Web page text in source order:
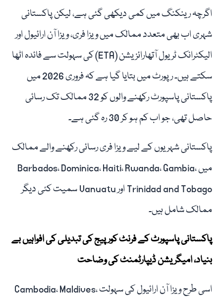
اگرچہ رینکنگ میں کمی دیکھی گئی ہے، لیکن پاکستانی
شہری اب بھی متعدد ممالک میں ویزا فری، ویزا آن ارائیول اور
الیکٹرانک ٹریول آتھارائزیشن (ETA) کی سہولت سے فائدہ اٹھا
سکتے ہیں۔ رپورٹ میں بتایا گیا ہے کہ فروری 2026 میں
پاکستانی پاسپورٹ رکھنے والوں کو 32 ممالک تک رسائی
حاصل تھی، جو اب کم ہو کر 30 رہ گئی ہے۔
پاکستانی شہریوں کے لیے ویزا فری رسائی رکھنے والے ممالک
میں Barbados، Dominica، Haiti، Rwanda، Gambia،
Trinidad and Tobago اور Vanuatu سمیت کئی دیگر
ممالک شامل ہیں۔
پاکستانی پاسپورٹ کے فرنٹ کور پیج کی تبدیلی کی افواہیں بے
بنیاد، امیگریشن ڈیپارٹمنٹ کی وضاحت
اسی طرح ویزا آن ارائیول کی سہولت Cambodia، Maldives،